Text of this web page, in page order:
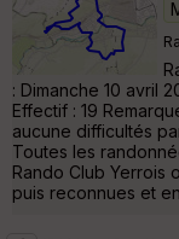
: Dimanche 10 avril
Effectif : 19
aucune difficultés
Toutes les
Rando Club Yerrois
puis reconnues et